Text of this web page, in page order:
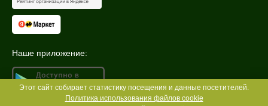
Наше приложение:
Этот сайт собирает статистику посещения и данные посетителей.
Политика использования файлов cookie